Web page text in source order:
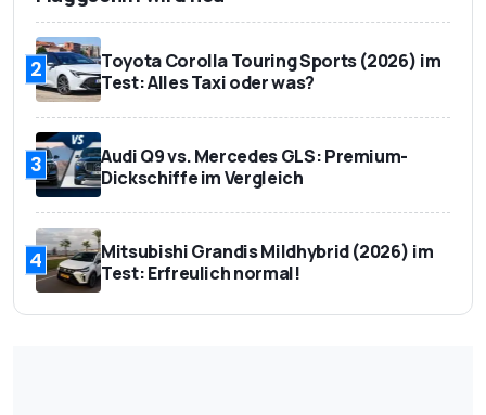
2
Toyota Corolla Touring Sports (2026) im
Test: Alles Taxi oder was?
3
Audi Q9 vs. Mercedes GLS: Premium-
Dickschiffe im Vergleich
4
Mitsubishi Grandis Mildhybrid (2026) im
Test: Erfreulich normal!